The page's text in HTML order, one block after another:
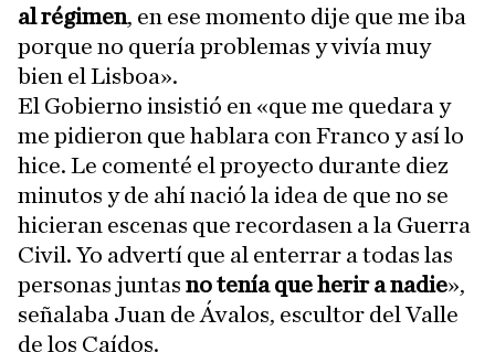
al régimen, en ese momento dije que me iba
porque no quería problemas y vivía muy
bien el Lisboa».
El Gobierno insistió en «que me quedara y
me pidieron que hablara con Franco y así lo
hice. Le comenté el proyecto durante diez
minutos y de ahí nació la idea de que no se
hicieran escenas que recordasen a la Guerra
Civil. Yo advertí que al enterrar a todas las
personas juntas no tenía que herir a nadie»,
señalaba Juan de Ávalos, escultor del Valle
de los Caídos.